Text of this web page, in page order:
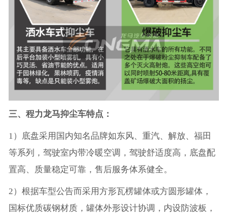
三、程力龙马抑尘车特点：
1）底盘采用国内知名品牌如东风、重汽、解放、福田
等系列，驾驶室内带冷暖空调，驾驶舒适度高，底盘配
置高、质量稳定可靠，售后服务体系健全。
2）根据车型公告而采用方形瓦楞罐体或方圆形罐体，
国标优质碳钢材质，罐体外形设计协调，内设防波板，